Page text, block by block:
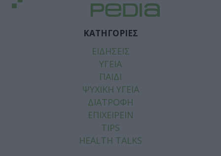
ΚΑΤΗΓΟΡΙΕΣ
ΕΙΔΗΣΕΙΣ
ΥΓΕΙΑ
ΠΑΙΔΙ
ΨΥΧΙΚΗ ΥΓΕΙΑ
ΔΙΑΤΡΟΦΗ
ΕΠΙΧΕΙΡΕΙΝ
TIPS
HEALTH TALKS